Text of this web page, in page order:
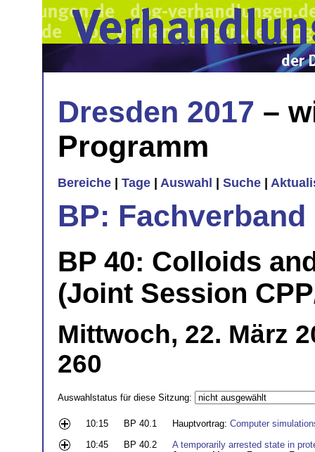
Dresden 2017 –
Programm
Bereiche Tage Auswahl Suche
BP:
BP 40: Colloids
(Joint Session
Mittwoch, 22. März
260
Auswahlstatus für diese Sitzung:
10:15 BP 40.1 Hauptvortrag: Computer
10:45
BP 40.2
A temporarily arrested state in